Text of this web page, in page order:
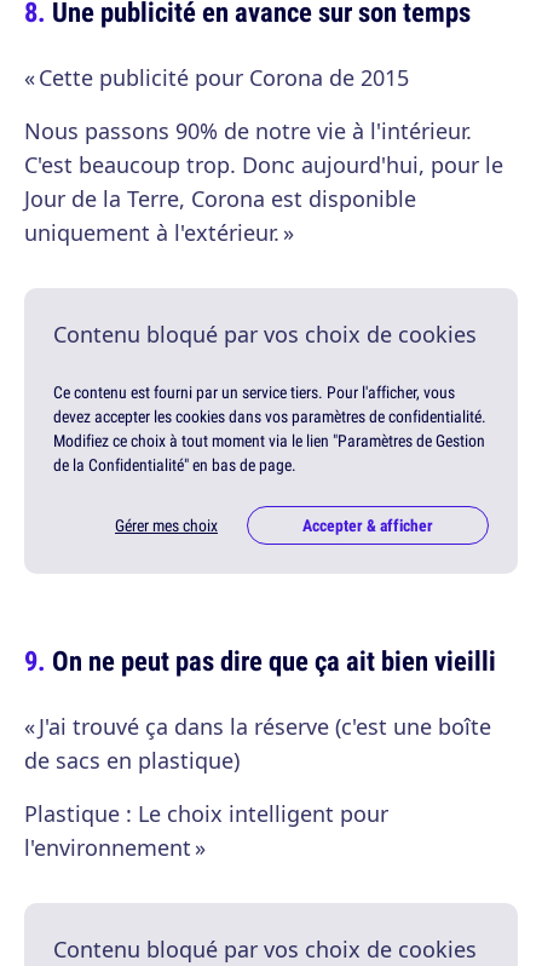
Une publicité en avance sur son temps
« Cette publicité pour Corona de 2015
Nous passons 90% de notre vie à l'intérieur.
C'est beaucoup trop. Donc aujourd'hui, pour le
Jour de la Terre, Corona est disponible
uniquement à l'extérieur. »
Contenu bloqué par vos choix de cookies
Ce contenu est fourni par un service tiers. Pour l'afficher, vous
devez accepter les cookies dans vos paramètres de confidentialité.
Modifiez ce choix à tout moment via le lien "Paramètres de Gestion
de la Confidentialité" en bas de page.
Gérer mes choix Accepter & afficher
On ne peut pas dire que ça ait bien vieilli
« J'ai trouvé ça dans la réserve (c'est une boîte
de sacs en plastique)
Plastique : Le choix intelligent pour
l'environnement »
Contenu bloqué par vos choix de cookies